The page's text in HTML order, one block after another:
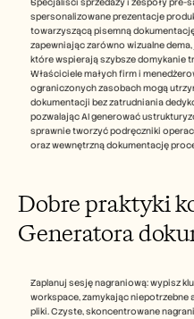
spersonalizowane prezentacje
towarzyszącą pisemną
zapewniając zarówno wizualne
które wspierają szybsze domykanie
Właściciele małych firm i
ograniczonych zasobach mogą
dokumentacji bez zatrudniania
pozwalając AI generować
sprawnie tworzyć podręczniki
oraz wewnętrzną dokumentację
Dobre praktyki
Generatora
Zaplanuj sesję nagraniową: wypisz
workspace, zamykając
pliki. Czyste, skoncentrowane